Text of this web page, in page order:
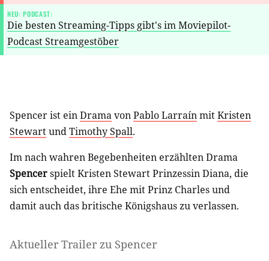
NEU: PODCAST:
Die besten Streaming-Tipps gibt's im Moviepilot-
Podcast Streamgestöber
Spencer ist einDramavonPablo LarraínmitKristen
StewartundTimothy Spall.
Im nach wahren Begebenheiten erzählten Drama
Spencerspielt Kristen Stewart Prinzessin Diana, die
sich entscheidet, ihre Ehe mit Prinz Charles und
damit auch das britische Königshaus zu verlassen.
Aktueller Trailer zu Spencer